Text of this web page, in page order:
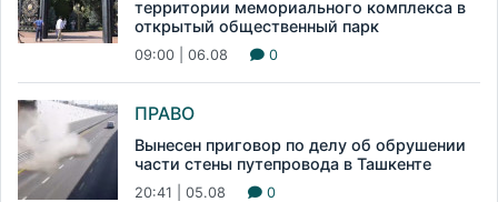
территории мемориального комплекса в
открытый общественный парк
09:00 | 06.08 0
ПРАВО
Вынесен приговор по делу об обрушении
части стены путепровода в Ташкенте
20:41 | 05.08 0